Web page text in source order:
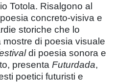
Totola. Risalgono al
concreto-visiva e
storiche che lo
di poesia visuale
di poesia sonora e
presenta Futurdada,
poetici futuristi e